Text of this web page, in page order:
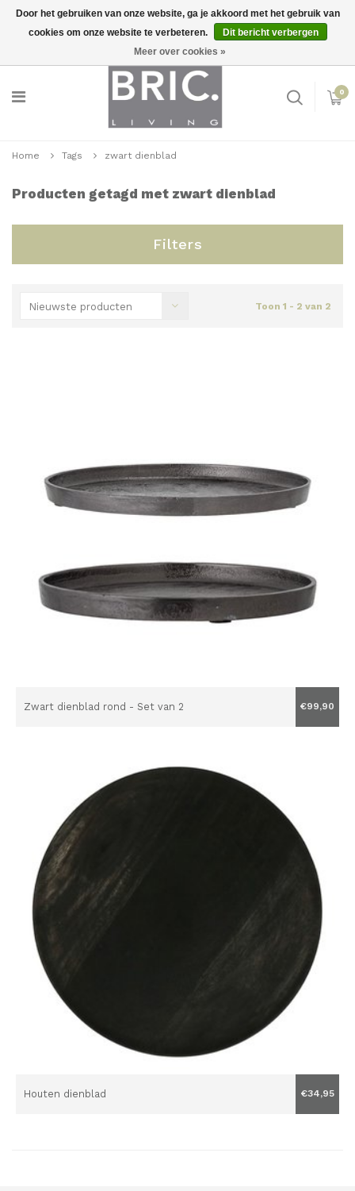
Inloggen
0
Home Tags zwart dienblad
Producten getagd met zwart dienblad
Filters
Nieuwste producten Toon 1 - 2 van 2
Zwart dienblad rond - Set van 2 €99,90
Houten dienblad €34,95
Door het gebruiken van onze website, ga je akkoord met het gebruik van
cookies om onze website te verbeteren.
Dit bericht verbergen
Meer over cookies »